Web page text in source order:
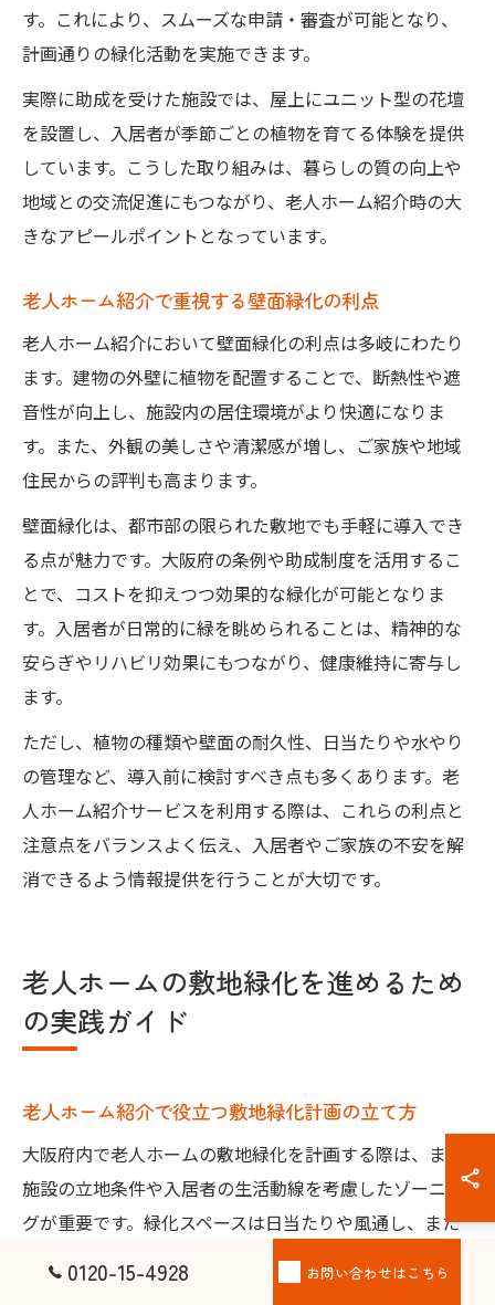
す。これにより、スムーズな申請・審査が可能となり、
計画通りの緑化活動を実施できます。
実際に助成を受けた施設では、屋上にユニット型の花壇
を設置し、入居者が季節ごとの植物を育てる体験を提供
しています。こうした取り組みは、暮らしの質の向上や
地域との交流促進にもつながり、老人ホーム紹介時の大
きなアピールポイントとなっています。
老人ホーム紹介で重視する壁面緑化の利点
老人ホーム紹介において壁面緑化の利点は多岐にわたり
ます。建物の外壁に植物を配置することで、断熱性や遮
音性が向上し、施設内の居住環境がより快適になりま
す。また、外観の美しさや清潔感が増し、ご家族や地域
住民からの評判も高まります。
壁面緑化は、都市部の限られた敷地でも手軽に導入でき
る点が魅力です。大阪府の条例や助成制度を活用するこ
とで、コストを抑えつつ効果的な緑化が可能となりま
す。入居者が日常的に緑を眺められることは、精神的な
安らぎやリハビリ効果にもつながり、健康維持に寄与し
ます。
ただし、植物の種類や壁面の耐久性、日当たりや水やり
の管理など、導入前に検討すべき点も多くあります。老
人ホーム紹介サービスを利用する際は、これらの利点と
注意点をバランスよく伝え、入居者やご家族の不安を解
消できるよう情報提供を行うことが大切です。
老人ホームの敷地緑化を進めるため
の実践ガイド
老人ホーム紹介で役立つ敷地緑化計画の立て方
大阪府内で老人ホームの敷地緑化を計画する際は、まず
施設の立地条件や入居者の生活動線を考慮したゾーニン
グが重要です。緑化スペースは日当たりや風通し、また
バリアフリーへの配慮も欠かせません。計画段階では、
地域の気候や周辺環境に適した植物の選定や、花壇・中
0120-15-4928 お問い合わせはこちら